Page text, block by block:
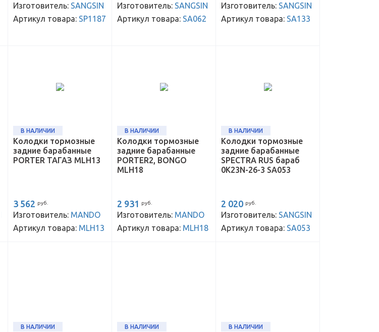
Изготовитель: SANGSIN
Артикул товара: SP1187
Изготовитель: SANGSIN
Артикул товара: SA062
Изготовитель: SANGSIN
Артикул товара: SA133
В НАЛИЧИИ
Колодки тормозные
задние барабанные
PORTER ТАГАЗ MLH13
3 562 руб.
Изготовитель: MANDO
Артикул товара: MLH13
В НАЛИЧИИ
Колодки тормозные
задние барабанные
PORTER2, BONGO
MLH18
2 931 руб.
Изготовитель: MANDO
Артикул товара: MLH18
В НАЛИЧИИ
Колодки тормозные
задние барабанные
SPECTRA RUS бараб
0K23N-26-3 SA053
2 020 руб.
Изготовитель: SANGSIN
Артикул товара: SA053
В НАЛИЧИИ В НАЛИЧИИ В НАЛИЧИИ